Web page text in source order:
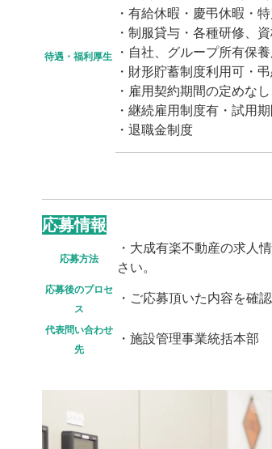
待遇・福利厚生
・有給休暇・慶弔休暇・
・制服貸与・各種研修、
・自社、グループ所有保
・財形貯蓄制度利用可・
・雇用契約期間の定めな
・継続雇用制度有・試用
・退職金制度
応募情報
応募方法
・大成有楽不動産の求人
さい。
応募後のプロセ
ス
・ご応募頂いた内容を確
代表問い合わせ
先
・施設管理事業統括本部